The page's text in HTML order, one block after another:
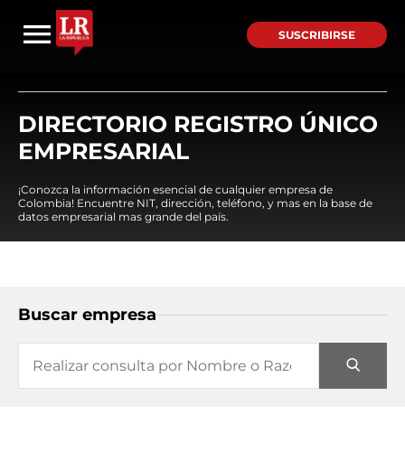
SUSCRIBIRSE
DIRECTORIO REGISTRO ÚNICO
EMPRESARIAL
¡Conozca la información esencial de cualquier empresa de
Colombia! Encuentre NIT, dirección, teléfono, y mas en la base de
datos empresarial mas grande del país.
Buscar empresa